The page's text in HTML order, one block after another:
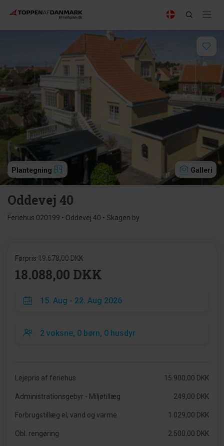
Plantegning Galleri
Oddevej 40
Feriehus 020199 • Oddevej 40 • Skagen by
Førpris 19.678,00 DKK
18.088,00 DKK
Lejepris af feriehus 15.900,00 DKK
Administrationsgebyr - Miljøtillæg 249,00 DKK
Forbrugstillæg el, vand og varme 1.029,00 DKK
Obl. rengøring 2.500,00 DKK